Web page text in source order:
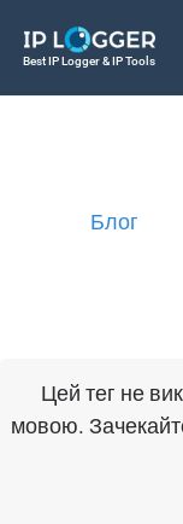
Best IP Logger & IP Tools
Блог